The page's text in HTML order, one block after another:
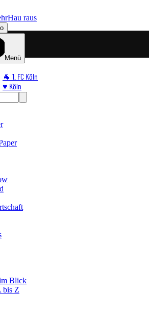
Hau raus
Menü
🐐 1. FC Köln
♥️ Köln
⭐ Promi
🛒 Shoppingwelt
Blick
bis Z